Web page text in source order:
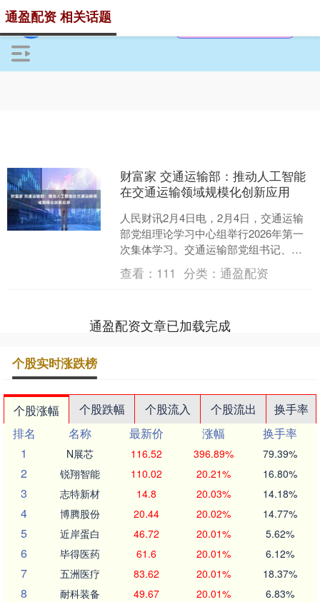
通盈配资 相关话题
财富家 交通运输部：推动人工智能
在交通运输领域规模化创新应用
人民财讯2月4日电，2月4日，交通运输
部党组理论学习中心组举行2026年第一
次集体学习。交通运输部党组书记、部
长刘伟在调研中强调，要紧扣加快建设
交通强国战略目标....
查看： 111 分类：通盈配资
通盈配资文章已加载完成
个股实时涨跌榜
个股涨幅 个股跌幅 个股流入 个股流出
换手率
排名
名称 最新价 涨幅
换手率
1
N展芯 116.52 396.89% 79.39%
2 锐翔智能 110.02 20.21% 16.80%
3 志特新材 14.8 20.03% 14.18%
4 博腾股份 20.44 20.02% 14.77%
5 近岸蛋白 46.72 20.01% 5.62%
6 毕得医药 61.6 20.01% 6.12%
7 五洲医疗 83.62 20.01% 18.37%
8 耐科装备 49.67 20.01% 6.83%